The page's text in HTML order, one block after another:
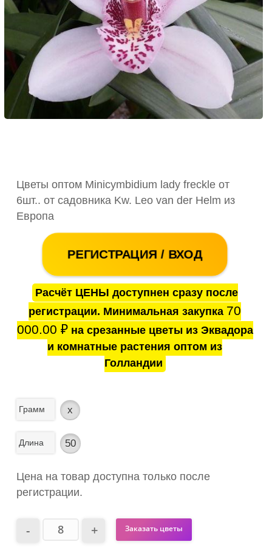
Цветы оптом Minicymbidium lady freckle от
6шт.. от садовника Kw. Leo van der Helm из
Европа
РЕГИСТРАЦИЯ / ВХОД
Расчёт ЦЕНЫ доступнен сразу после
регистрации. Минимальная закупка 70
000.00 ₽на срезанные цветы из Эквадора
и комнатные растения оптом из
Голландии
Грамм x
Длина 50
Цена на товар доступна только после
регистрации.
Заказать цветы